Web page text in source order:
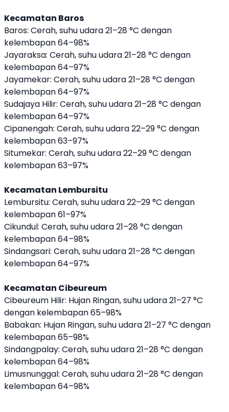
Kecamatan Baros
Baros: Cerah, suhu udara 21–28 °C dengan
kelembapan 64–98%
Jayaraksa: Cerah, suhu udara 21–28 °C dengan
kelembapan 64–97%
Jayamekar: Cerah, suhu udara 21–28 °C dengan
kelembapan 64–97%
Sudajaya Hilir: Cerah, suhu udara 21–28 °C dengan
kelembapan 64–97%
Cipanengah: Cerah, suhu udara 22–29 °C dengan
kelembapan 63–97%
Situmekar: Cerah, suhu udara 22–29 °C dengan
kelembapan 63–97%
Kecamatan Lembursitu
Lembursitu: Cerah, suhu udara 22–29 °C dengan
kelembapan 61–97%
Cikundul: Cerah, suhu udara 21–28 °C dengan
kelembapan 64–98%
Sindangsari: Cerah, suhu udara 21–28 °C dengan
kelembapan 64–97%
Kecamatan Cibeureum
Cibeureum Hilir: Hujan Ringan, suhu udara 21–27 °C
dengan kelembapan 65–98%
Babakan: Hujan Ringan, suhu udara 21–27 °C dengan
kelembapan 65–98%
Sindangpalay: Cerah, suhu udara 21–28 °C dengan
kelembapan 64–98%
Limusnunggal: Cerah, suhu udara 21–28 °C dengan
kelembapan 64–98%